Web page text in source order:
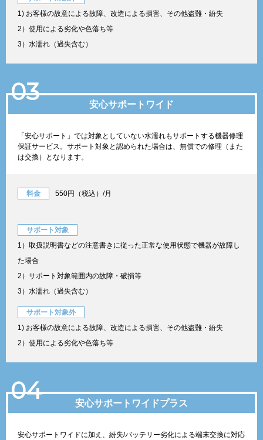
1) お客様の故意による故障、改造による損害、その他盗難・紛失
2）使用による劣化や色落ち等
3）水濡れ（過失含む）
03 安心サポートワイド
「安心サポート」では対象としていない水濡れもサポートする機器修理
保証サービス。サポート対象と認められた場合は、無償での修理（また
は交換）となります。
料金 550円（税込）/月
サポート対象
1）取扱説明書などの注意書きに従った正常な使用状態で機器が故障し
た場合
2）サポート対象範囲内の故障・破損等
3）水濡れ（過失含む）
サポート対象外
1) お客様の故意による故障、改造による損害、その他盗難・紛失
2）使用による劣化や色落ち等
04 安心サポートワイドプラス
安心サポートワイドに加え、紛失/バッテリー劣化による端末交換に対応